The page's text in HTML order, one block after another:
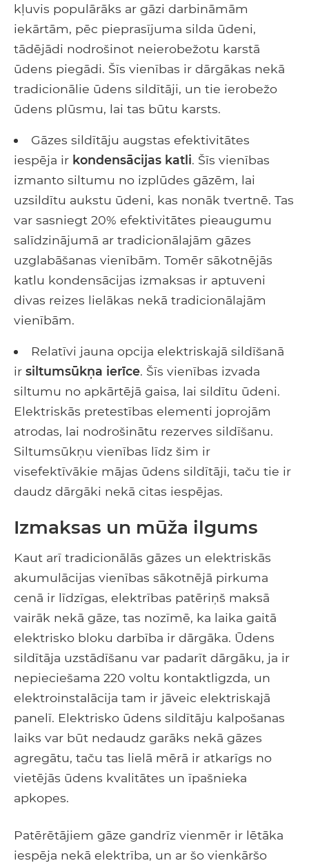
kļuvis populārāks ar gāzi darbināmām
iekārtām, pēc pieprasījuma silda ūdeni,
tādējādi nodrošinot neierobežotu karstā
ūdens piegādi. Šīs vienības ir dārgākas nekā
tradicionālie ūdens sildītāji, un tie ierobežo
ūdens plūsmu, lai tas būtu karsts.
Gāzes sildītāju augstas efektivitātes
iespēja ir kondensācijas katli. Šīs vienības
izmanto siltumu no izplūdes gāzēm, lai
uzsildītu aukstu ūdeni, kas nonāk tvertnē. Tas
var sasniegt 20% efektivitātes pieaugumu
salīdzinājumā ar tradicionālajām gāzes
uzglabāšanas vienībām. Tomēr sākotnējās
katlu kondensācijas izmaksas ir aptuveni
divas reizes lielākas nekā tradicionālajām
vienībām.
Relatīvi jauna opcija elektriskajā sildīšanā
ir siltumsūkņa ierīce. Šīs vienības izvada
siltumu no apkārtējā gaisa, lai sildītu ūdeni.
Elektriskās pretestības elementi joprojām
atrodas, lai nodrošinātu rezerves sildīšanu.
Siltumsūkņu vienības līdz šim ir
visefektīvākie mājas ūdens sildītāji, taču tie ir
daudz dārgāki nekā citas iespējas.
Izmaksas un mūža ilgums
Kaut arī tradicionālās gāzes un elektriskās
akumulācijas vienības sākotnējā pirkuma
cenā ir līdzīgas, elektrības patēriņš maksā
vairāk nekā gāze, tas nozīmē, ka laika gaitā
elektrisko bloku darbība ir dārgāka. Ūdens
sildītāja uzstādīšanu var padarīt dārgāku, ja ir
nepieciešama 220 voltu kontaktligzda, un
elektroinstalācija tam ir jāveic elektriskajā
panelī. Elektrisko ūdens sildītāju kalpošanas
laiks var būt nedaudz garāks nekā gāzes
agregātu, taču tas lielā mērā ir atkarīgs no
vietējās ūdens kvalitātes un īpašnieka
apkopes.
Patērētājiem gāze gandrīz vienmēr ir lētāka
iespēja nekā elektrība, un ar šo vienkāršo